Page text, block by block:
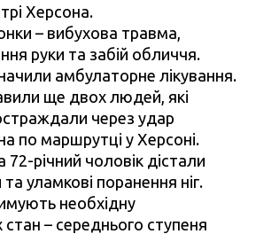
Херсона.
– вибухова травма,
руки та забій обличчя.
амбулаторне лікування.
ще двох людей, які
через удар
по маршрутці у Херсоні.
72-річний чоловік дістали
уламкові поранення ніг.
необхідну
– середнього ступеня